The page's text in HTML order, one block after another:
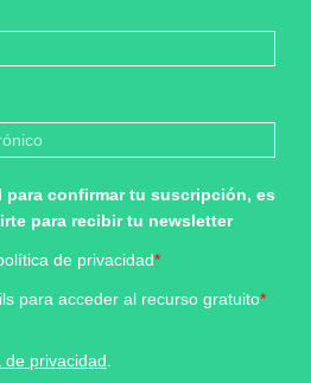
para confirmar tu suscripción, es
para recibir tu newsletter
de privacidad*
para acceder al recurso gratuito*
de privacidad